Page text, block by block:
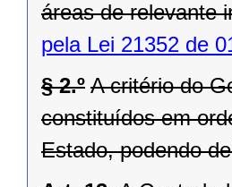
áreas de relevante
pela Lei 21352 de
§ 2.º A critério do
constituídos em
Estado, podendo